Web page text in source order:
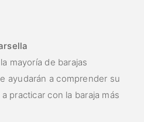
mayoría de barajas
ayudarán a comprender su
practicar con la baraja más